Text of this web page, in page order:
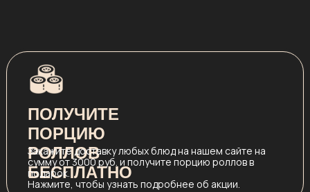
ПОЛУЧИТЕ
ПОРЦИЮ
РОЛЛОВ
БЕСПЛАТНО
Закажите доставку любых блюд на нашем сайте на
сумму от 3000 руб. и получите порцию роллов в
подарок.
Нажмите, чтобы узнать подробнее об акции.